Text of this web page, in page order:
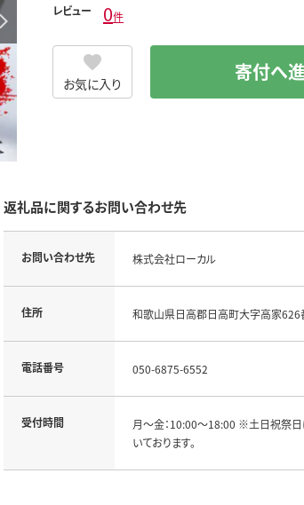
レビュー 0件
お気に入り 寄付へ
返礼品に関するお問い合わせ先
お問い合わせ先 株式会社ローカル
住所 和歌山県日高郡日高町大字高家626
電話番号 050-6875-6552
受付時間
月～金：10:00～18:00 ※土日祝祭
いております。